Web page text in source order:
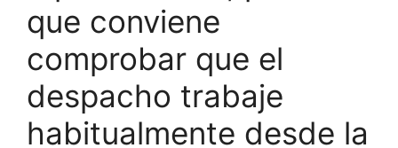
que conviene
comprobar que el
despacho trabaje
habitualmente desde la